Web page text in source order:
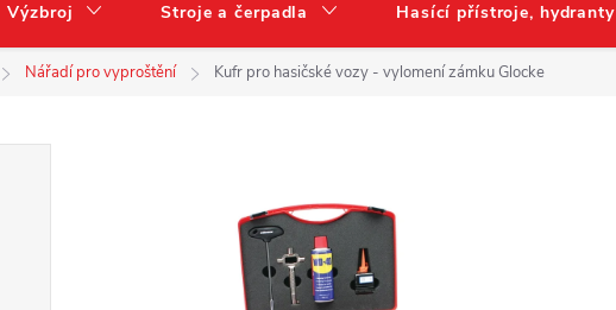
Výzbroj Stroje a čerpadla Hasící přístroje, hydranty
Nářadí pro vyproštění Kufr pro hasičské vozy - vylomení zámku Glocke